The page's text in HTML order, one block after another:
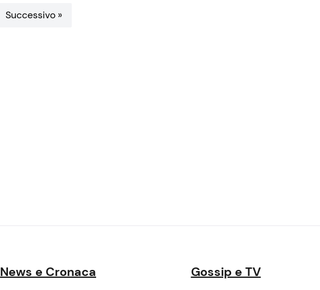
Successivo »
News e Cronaca Gossip e TV